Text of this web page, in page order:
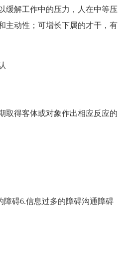
解工作中的压力，人在中等压
主动性；可增长下属的才干，有
得客体或对象作出相应反应的
碍6.信息过多的障碍沟通障碍